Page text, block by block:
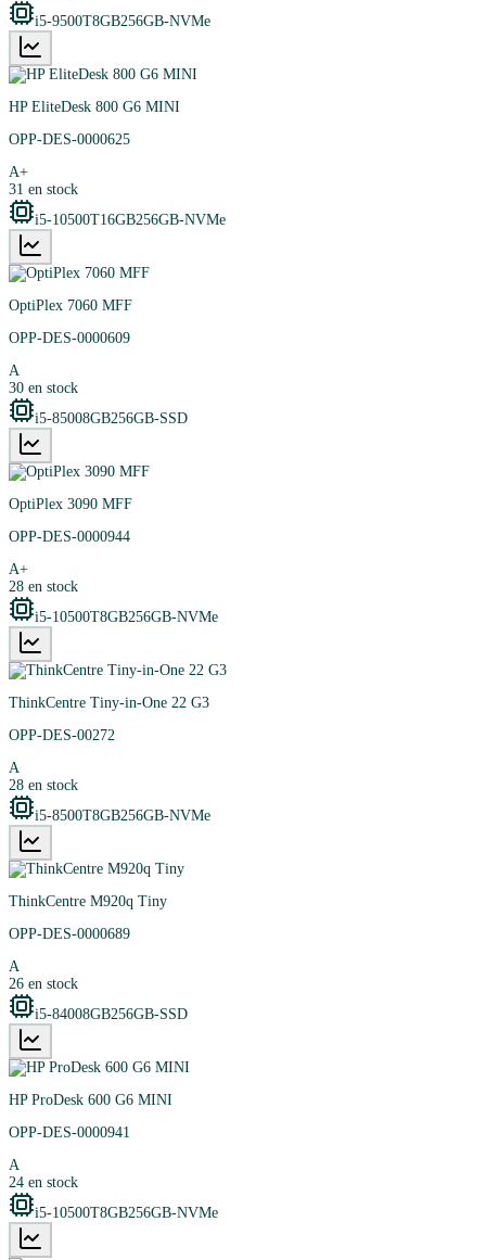
i5-9500T8GB256GB-NVMe
HP EliteDesk 800 G6 MINI
OPP-DES-0000625
A+
31 en stock
i5-10500T16GB256GB-NVMe
OptiPlex 7060 MFF
OPP-DES-0000609
A
30 en stock
i5-85008GB256GB-SSD
OptiPlex 3090 MFF
OPP-DES-0000944
A+
28 en stock
i5-10500T8GB256GB-NVMe
ThinkCentre Tiny-in-One 22 G3
OPP-DES-00272
A
28 en stock
i5-8500T8GB256GB-NVMe
ThinkCentre M920q Tiny
OPP-DES-0000689
A
26 en stock
i5-84008GB256GB-SSD
HP ProDesk 600 G6 MINI
OPP-DES-0000941
A
24 en stock
i5-10500T8GB256GB-NVMe